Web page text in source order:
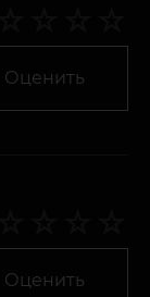
Оценить
Оценить